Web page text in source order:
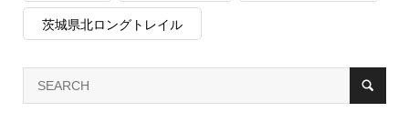
茨城県北ロングトレイル